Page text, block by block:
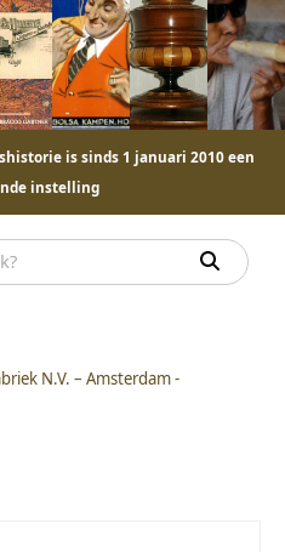
is sinds 1 januari 2010 een
instelling
N.V. – Amsterdam -